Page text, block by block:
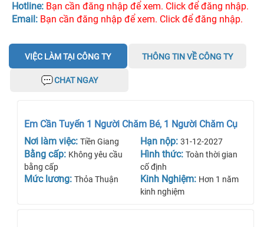
Hotline: Bạn cần đăng nhập để xem. Click để đăng nhập.
Email: Bạn cần đăng nhập để xem. Click để đăng nhập.
VIỆC LÀM TẠI CÔNG TY THÔNG TIN VỀ CÔNG TY
CHAT NGAY
Em Cần Tuyển 1 Người Chăm Bé, 1 Người Chăm Cụ
Nơi làm việc: Tiền Giang
Bằng cấp: Không yêu cầu
bằng cấp
Mức lương: Thỏa Thuận
Hạn nộp: 31-12-2027
Hình thức: Toàn thời gian
cố định
Kinh Nghiệm: Hơn 1 năm
kinh nghiệm